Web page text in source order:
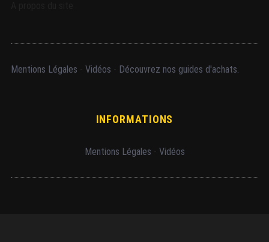
Mentions Légales Vidéos Découvrez nos guides d'achats.
INFORMATIONS
Mentions Légales Vidéos